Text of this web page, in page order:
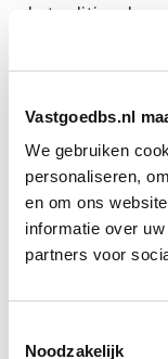
Vastgoedbs.nl
We gebruiken
personaliseren,
en om ons
informatie over
partners voor
Noodzakelijk
de traditionele
daar wel een
tevreden.
Bron: Cobouw
Boeiend
in deze